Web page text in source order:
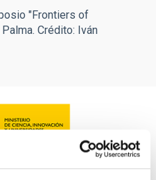
"Frontiers of
Crédito: Iván